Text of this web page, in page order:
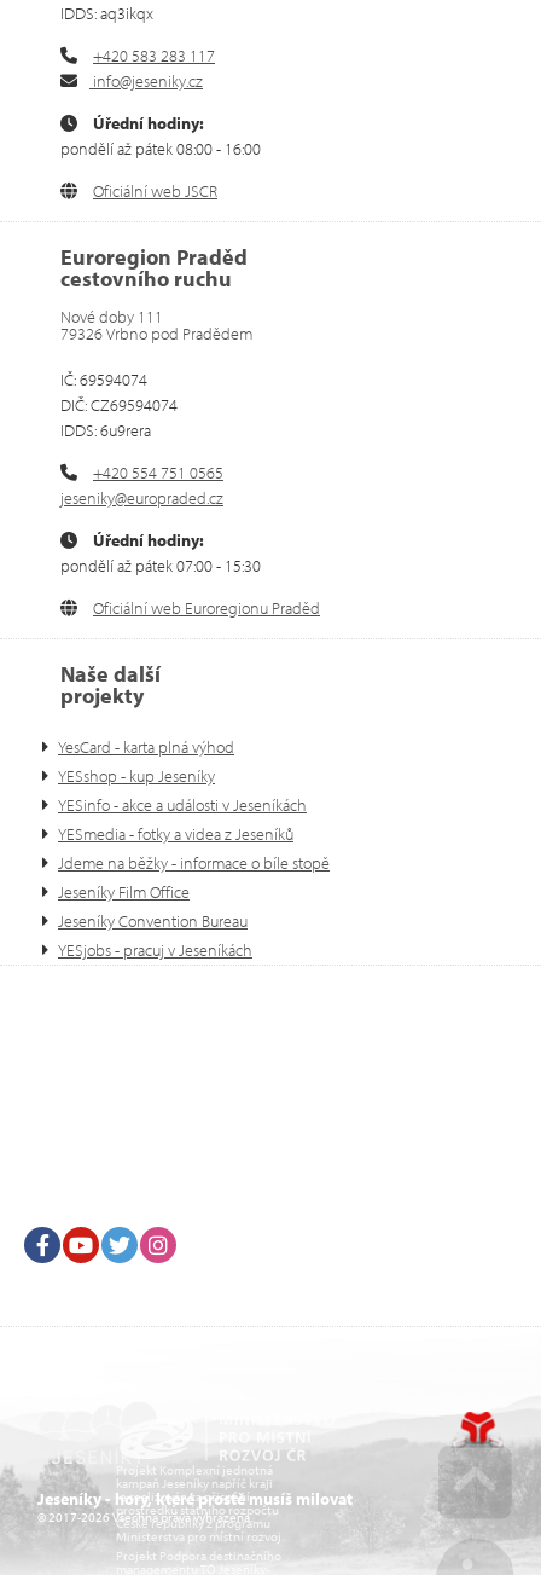
IDDS: aq3ikqx
+420 583 283 117
info@jeseniky.cz
Úřední hodiny:
pondělí až pátek 08:00 - 16:00
Oficiální web JSCR
Euroregion Praděd
cestovního ruchu
Nové doby 111
79326 Vrbno pod Pradědem
IČ: 69594074
DIČ: CZ69594074
IDDS: 6u9rera
+420 554 751 0565
jeseniky@europraded.cz
Úřední hodiny:
pondělí až pátek 07:00 - 15:30
Oficiální web Euroregionu Praděd
Naše další
projekty
YesCard - karta plná výhod
YESshop - kup Jeseníky
YESinfo - akce a události v Jeseníkách
YESmedia - fotky a videa z Jeseníků
Jdeme na běžky - informace o bíle stopě
Jeseníky Film Office
Jeseníky Convention Bureau
YESjobs - pracuj v Jeseníkách
FacebookYoutubeTwitter
Jeseníky - hory, které prostě musíš milovat
© 2017-2026 Všechna práva vyhrazena.
Projekt Komplexní jednotná
kampaň Jeseníky napříč kraji
je realizován za přispění
prostředků státního rozpočtu
České republiky z programu
Ministerstva pro místní rozvoj.
Projekt Podpora destinačního
managementu TO Jeseníky- Go